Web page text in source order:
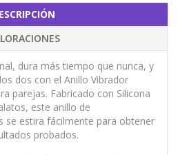
dura más tiempo que nunca, y
dos con el Anillo Vibrador
parejas. Fabricado con Silicona
este anillo de
se estira fácilmente para obtener
probados.